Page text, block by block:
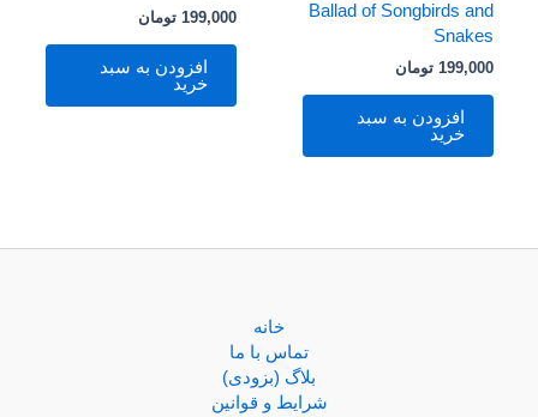
Ballad of Songbirds and
Snakes
199,000 تومان
افزودن به سبد
خرید
199,000 تومان
افزودن به سبد
خرید
خانه
تماس با ما
بلاگ (بزودی)
شرایط و قوانین